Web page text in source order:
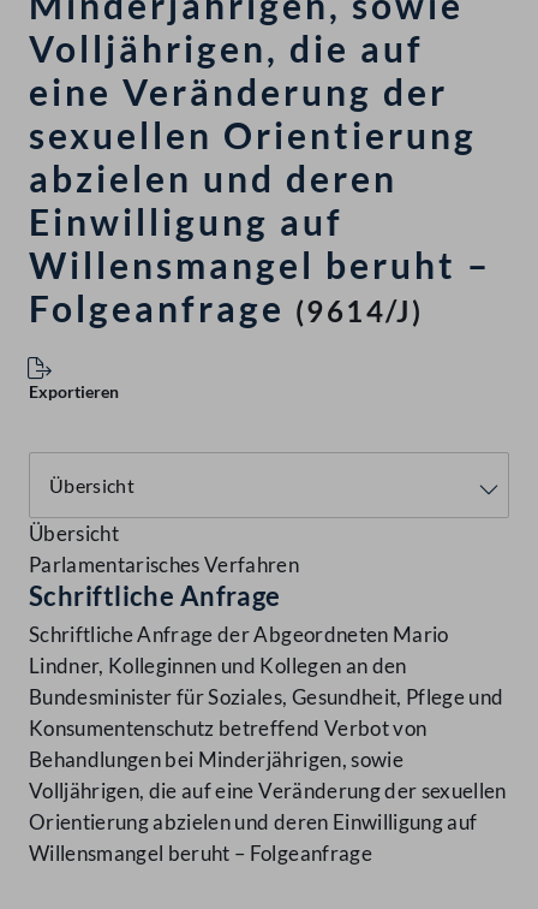
Volljährigen, die auf
eine Veränderung der
sexuellen Orientierung
abzielen und deren
Einwilligung auf
Willensmangel beruht –
Folgeanfrage (9614/J)
Exportieren
Übersicht
Parlamentarisches Verfahren
Schriftliche Anfrage
Schriftliche Anfrage der Abgeordneten Mario
Lindner, Kolleginnen und Kollegen an den
Bundesminister für Soziales, Gesundheit, Pflege und
Konsumentenschutz betreffend Verbot von
Behandlungen bei Minderjährigen, sowie
Volljährigen, die auf eine Veränderung der sexuellen
Orientierung abzielen und deren Einwilligung auf
Willensmangel beruht – Folgeanfrage